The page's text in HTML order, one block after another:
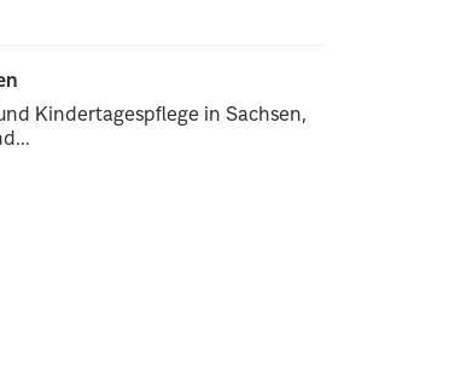
Kindertagespflege in Sachsen,